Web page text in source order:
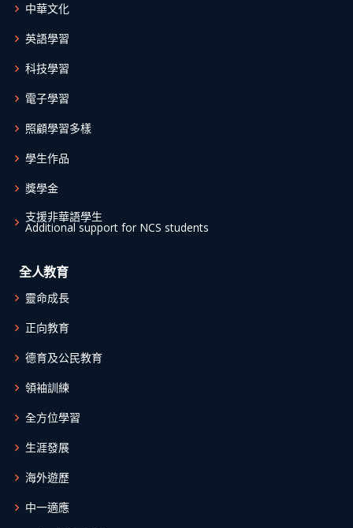
中華文化
英語學習
科技學習
電子學習
照顧學習多樣
學生作品
獎學金
支援非華語學生
Additional support for NCS students
全人教育
靈命成長
正向教育
德育及公民教育
領袖訓練
全方位學習
生涯發展
海外遊歷
中一適應